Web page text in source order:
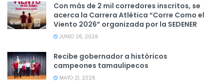
Con más de 2 mil corredores inscritos, se
acerca la Carrera Atlética “Corre Como el
Viento 2026” organizada por la SEDENER
JUNIO 26, 2026
Recibe gobernador a históricos
campeones tamaulipecos
MAYO 21, 2026